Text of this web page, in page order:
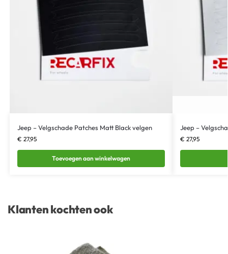
Jeep – Velgschade Patches Matt Black velgen
€ 27,95
Toevoegen aan winkelwagen
Jeep –
€ 27,95
Klanten kochten ook